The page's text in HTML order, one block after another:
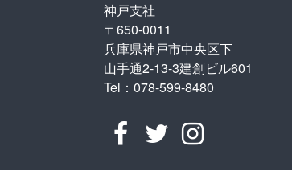
神戸支社
〒650-0011
兵庫県神戸市中央区下
山手通2-13-3建創ビル601
Tel：078-599-8480